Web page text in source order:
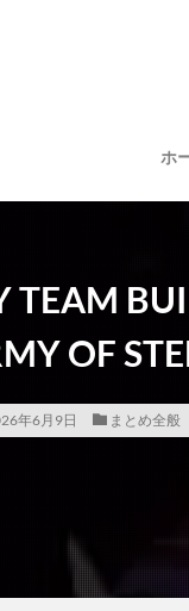
ホ
TEAM
OF
年6月9日 まとめ全般